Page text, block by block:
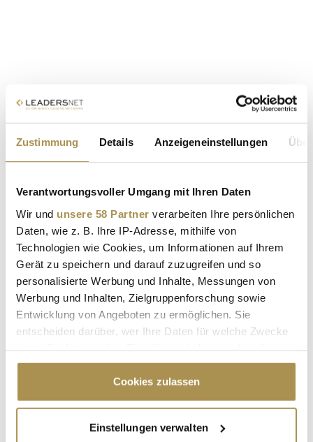
Zustimmung Details Anzeigeneinstellungen
Verantwortungsvoller Umgang mit Ihren Daten
Wir und unsere 58 Partner verarbeiten Ihre persönlichen
Daten, wie z. B. Ihre IP-Adresse, mithilfe von
Technologien wie Cookies, um Informationen auf Ihrem
Gerät zu speichern und darauf zuzugreifen und so
personalisierte Werbung und Inhalte, Messungen von
Werbung und Inhalten, Zielgruppenforschung sowie
Entwicklung von Angeboten zu ermöglichen. Sie
entscheiden darüber, wer Ihre Daten für welche Zwecke
Cookie-Erklärung oder durch Klicken auf das Privacy
Trigger Symbol ändern oder widerrufen
Informationen über Ihre geografische Lage
Cookies zulassen
Einstellungen verwalten